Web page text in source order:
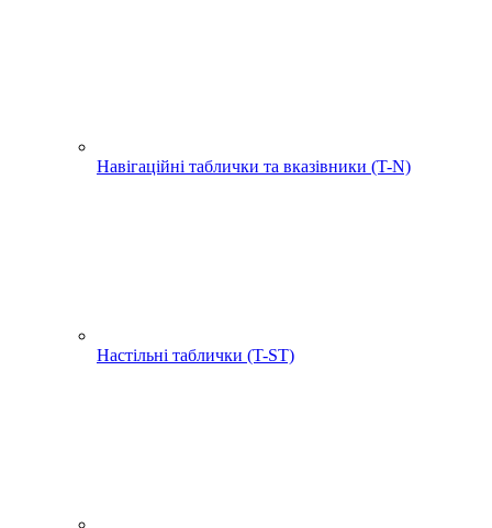
Навігаційні таблички та вказівники (T-N)
Настільні таблички (T-ST)